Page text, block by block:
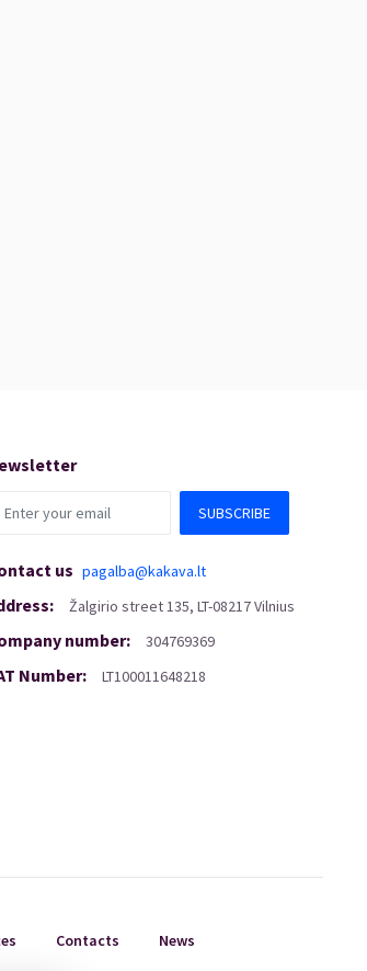
SUBSCRIBE
us pagalba@kakava.lt
: Žalgirio street135, LT-08217 Vilnius
number: 304769369
Number: LT100011648218
Contacts News